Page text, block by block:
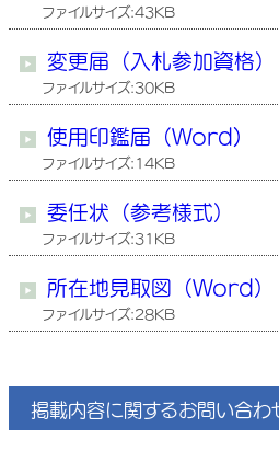
ファイルサイズ:43KB
変更届（入札参加資格
ファイルサイズ:30KB
使用印鑑届（Word)
ファイルサイズ:14KB
委任状（参考様式）
ファイルサイズ:31KB
所在地見取図（Word）
ファイルサイズ:28KB
掲載内容に関するお問い合わ